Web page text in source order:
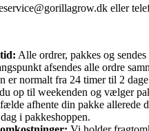
eller
Alle ordrer, pakkes og
afsendes alle ordre
er normalt fra 24 timer til 2
op til weekenden og vælger
afhente din pakke allerede
i pakkeshoppen.